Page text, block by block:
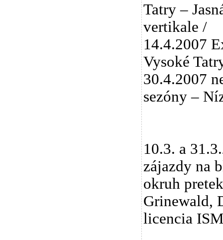
Tatry –
vertikale /
14.4.2007
Vysoké
30.4.2007
sezóny –
10.3. a
zájazdy na
okruh
Grinewald,
licencia